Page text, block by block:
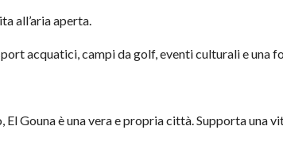
all’aria aperta.
acquatici, campi da golf, eventi culturali e una
Gouna è una vera e propria città. Supporta una